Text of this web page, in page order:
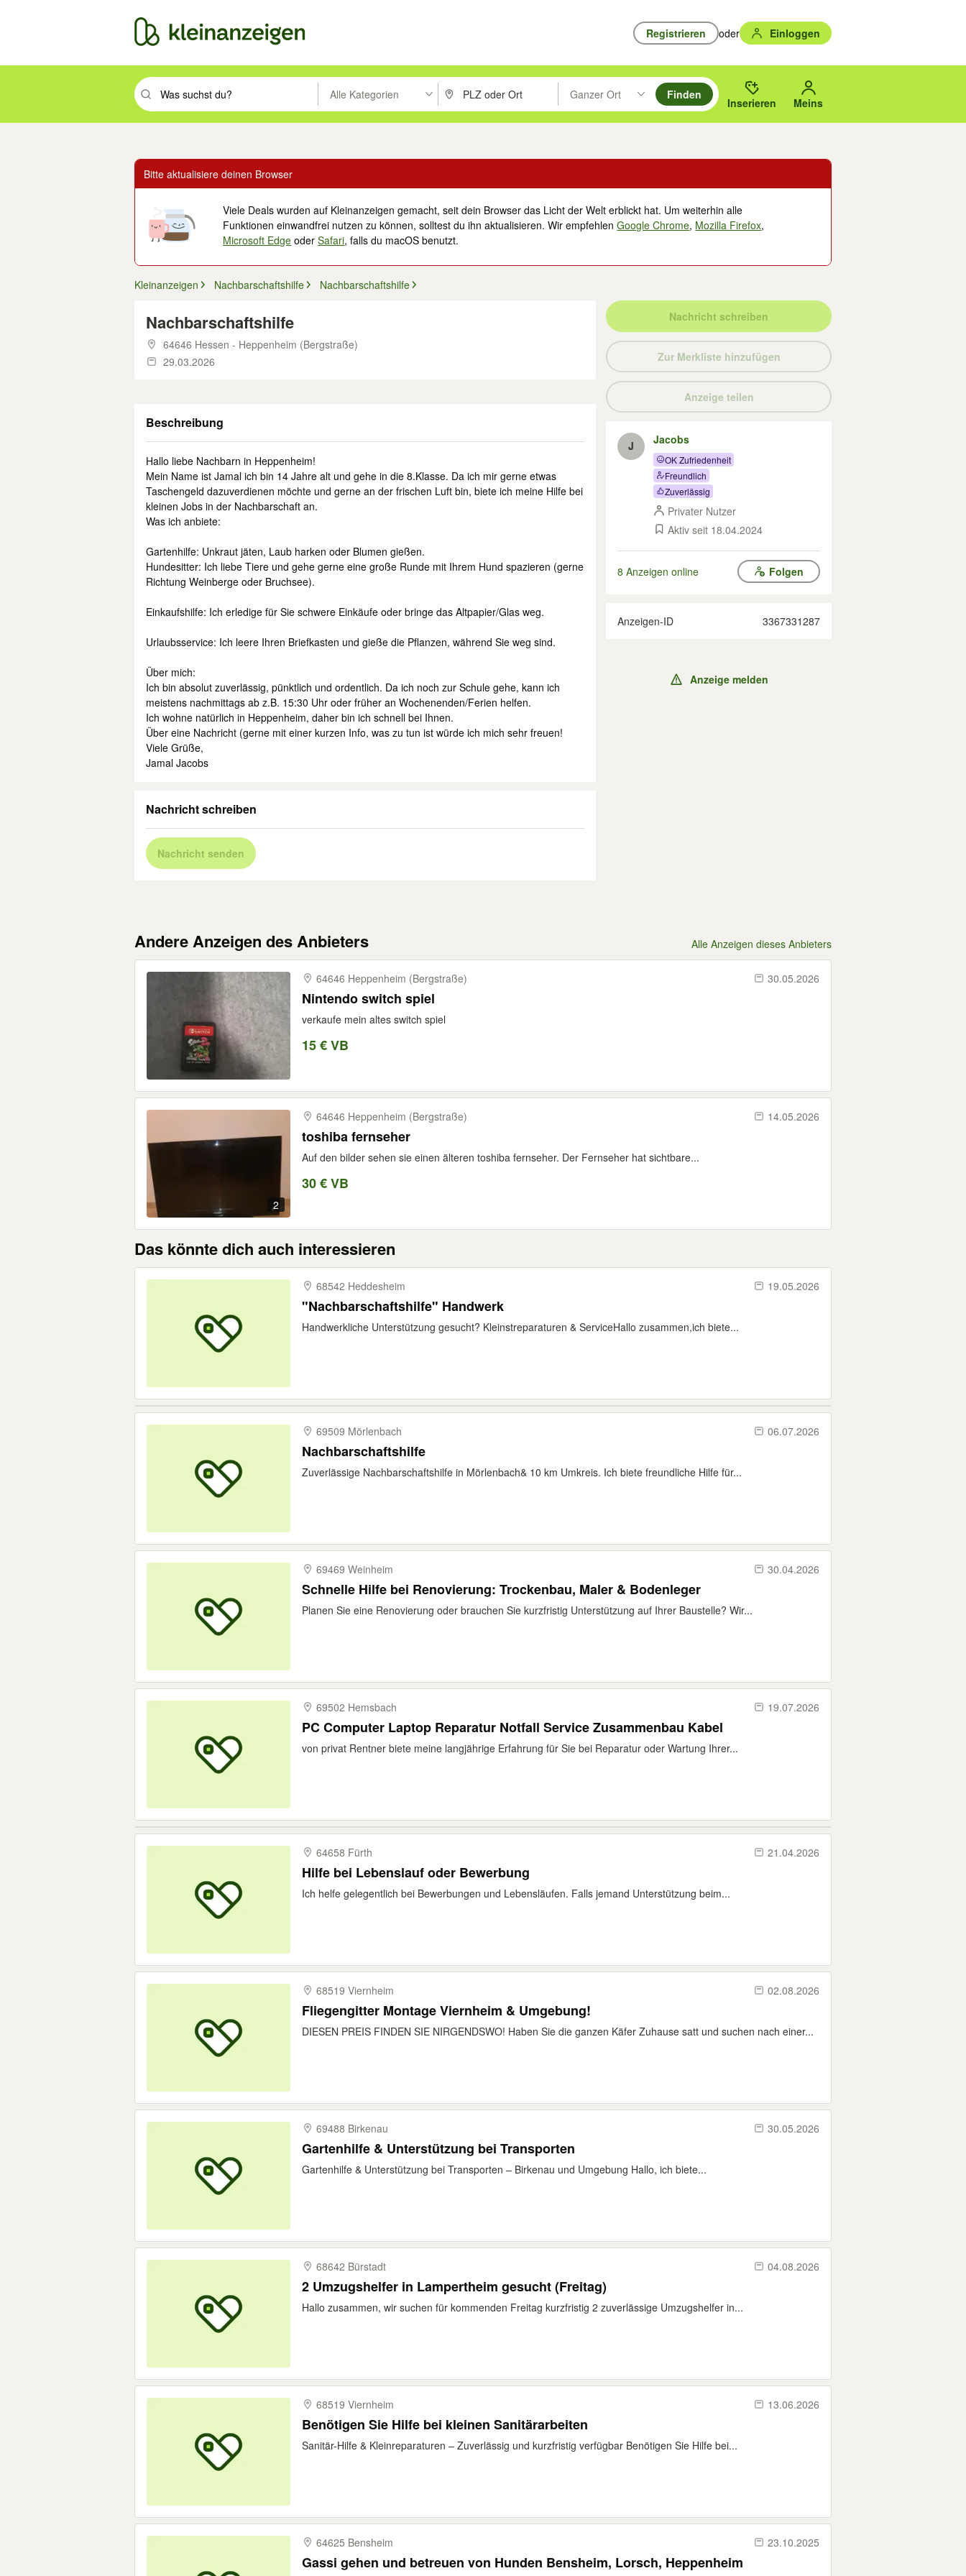
Registrieren oder Einloggen
Suchbegriff eingeben. Eingabetaste drücken um zu suchen, oder Vorschläge mit den Pfeiltasten nach oben/unten durchsuchen und mit Eingabetaste auswählen.
Alle Kategorien PLZ oder Ort eingeben. Eingabetaste drücken um zu suchen, oder Vorschläge mit den Pfeiltasten nach oben/
Ganzer Ort
Suche im Umkreis des gewählten Orts oder PLZ.
Finden
Inserieren Meins
Bitte aktualisiere deinen Browser
Viele Deals wurden auf Kleinanzeigen gemacht, seit dein Browser das Licht der Welt erblickt hat. Um weiterhin alle
Funktionen einwandfrei nutzen zu können, solltest du ihn aktualisieren. Wir empfehlenGoogle Chrome, Mozilla Firefox,
Microsoft Edge oderSafari, falls du macOS benutzt.
Kleinanzeigen Nachbarschaftshilfe Nachbarschaftshilfe
Nachbarschaftshilfe
64646 Hessen - Heppenheim (Bergstraße)
29.03.2026
Beschreibung
​Hallo liebe Nachbarn in Heppenheim!
​Mein Name ist Jamal ich bin 14 Jahre alt und gehe in die 8.Klasse. Da ich mir gerne etwas
Taschengeld dazuverdienen möchte und gerne an der frischen Luft bin, biete ich meine Hilfe bei
kleinen Jobs in der Nachbarschaft an.
​Was ich anbiete:
​Gartenhilfe: Unkraut jäten, Laub harken oder Blumen gießen.
​Hundesitter: Ich liebe Tiere und gehe gerne eine große Runde mit Ihrem Hund spazieren (gerne
Richtung Weinberge oder Bruchsee).
​Einkaufshilfe: Ich erledige für Sie schwere Einkäufe oder bringe das Altpapier/Glas weg.
​Urlaubsservice: Ich leere Ihren Briefkasten und gieße die Pflanzen, während Sie weg sind.
​Über mich:
Ich bin absolut zuverlässig, pünktlich und ordentlich. Da ich noch zur Schule gehe, kann ich
meistens nachmittags ab z.B. 15:30 Uhr oder früher an Wochenenden/Ferien helfen.
​Ich wohne natürlich in Heppenheim, daher bin ich schnell bei Ihnen.
​Über eine Nachricht (gerne mit einer kurzen Info, was zu tun ist würde ich mich sehr freuen!
​Viele Grüße,
Jamal Jacobs
Nachricht schreiben
Nachricht senden
Nachricht schreiben
Zur Merkliste hinzufügen
Anzeige teilen
J Jacobs
OK Zufriedenheit
Freundlich
Zuverlässig
Privater Nutzer
Aktiv seit 18.04.2024
8 Anzeigen online Folgen
Anzeigen-ID 3367331287
Anzeige melden
Andere Anzeigen des Anbieters Alle Anzeigen dieses Anbieters
64646 Heppenheim (Bergstraße) 30.05.2026
Nintendo switch spiel
verkaufe mein altes switch spiel
15 € VB
2
64646 Heppenheim (Bergstraße) 14.05.2026
toshiba fernseher
Auf den bilder sehen sie einen älteren toshiba fernseher. Der Fernseher hat sichtbare...
30 € VB
Das könnte dich auch interessieren
68542 Heddesheim 19.05.2026
"Nachbarschaftshilfe" Handwerk
Handwerkliche Unterstützung gesucht? Kleinstreparaturen & Service ​Hallo zusammen, ​ich biete...
69509 Mörlenbach 06.07.2026
Nachbarschaftshilfe
Zuverlässige Nachbarschaftshilfe in Mörlenbach& 10 km Umkreis. Ich biete freundliche Hilfe für...
69469 Weinheim 30.04.2026
Schnelle Hilfe bei Renovierung: Trockenbau, Maler & Bodenleger
Planen Sie eine Renovierung oder brauchen Sie kurzfristig Unterstützung auf Ihrer Baustelle? Wir...
69502 Hemsbach 19.07.2026
PC Computer Laptop Reparatur Notfall Service Zusammenbau Kabel
von privat Rentner biete meine langjährige Erfahrung für Sie bei Reparatur oder Wartung Ihrer...
64658 Fürth 21.04.2026
Hilfe bei Lebenslauf oder Bewerbung
Ich helfe gelegentlich bei Bewerbungen und Lebensläufen. Falls jemand Unterstützung beim...
68519 Viernheim 02.08.2026
Fliegengitter Montage Viernheim & Umgebung!
DIESEN PREIS FINDEN SIE NIRGENDSWO! Haben Sie die ganzen Käfer Zuhause satt und suchen nach einer...
69488 Birkenau 30.05.2026
Gartenhilfe & Unterstützung bei Transporten
Gartenhilfe & Unterstützung bei Transporten – Birkenau und Umgebung Hallo, ich biete...
68642 Bürstadt 04.08.2026
2 Umzugshelfer in Lampertheim gesucht (Freitag)
Hallo zusammen, wir suchen für kommenden Freitag kurzfristig 2 zuverlässige Umzugshelfer in...
68519 Viernheim 13.06.2026
Benötigen Sie Hilfe bei kleinen Sanitärarbeiten
Sanitär-Hilfe & Kleinreparaturen – Zuverlässig und kurzfristig verfügbar Benötigen Sie Hilfe bei...
64625 Bensheim 23.10.2025
Gassi gehen und betreuen von Hunden Bensheim, Lorsch, Heppenheim